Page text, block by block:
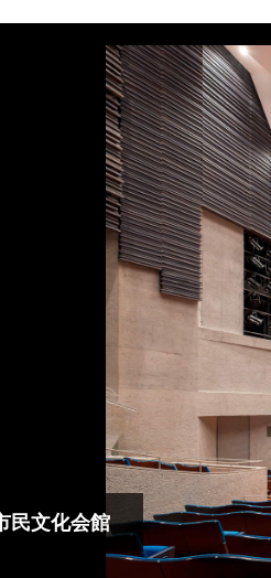
民文化会館